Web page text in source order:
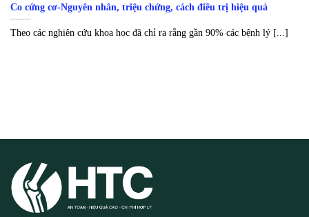
Co cứng cơ-Nguyên nhân, triệu chứng, cách điều trị hiệu quả
Theo các nghiên cứu khoa học đã chỉ ra rằng gần 90% các bệnh lý [...]